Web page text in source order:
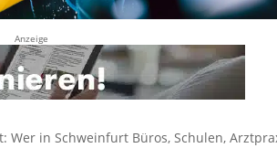
Anzeige
in Schweinfurt Büros, Schulen,